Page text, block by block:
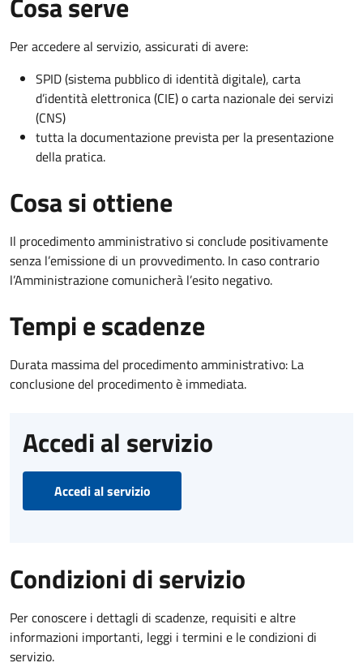
Per accedere al servizio, assicurati di avere:
SPID (sistema pubblico di identità digitale), carta
d’identità elettronica (CIE) o carta nazionale dei servizi
(CNS)
tutta la documentazione prevista per la presentazione
della pratica.
Cosa si ottiene
Il procedimento amministrativo si conclude positivamente
senza l’emissione di un provvedimento. In caso contrario
l’Amministrazione comunicherà l’esito negativo.
Tempi e scadenze
Durata massima del procedimento amministrativo: La
conclusione del procedimento è immediata.
Accedi al servizio
Accedi al servizio
Condizioni di servizio
Per conoscere i dettagli di scadenze, requisiti e altre
informazioni importanti, leggi i termini e le condizioni di
servizio.